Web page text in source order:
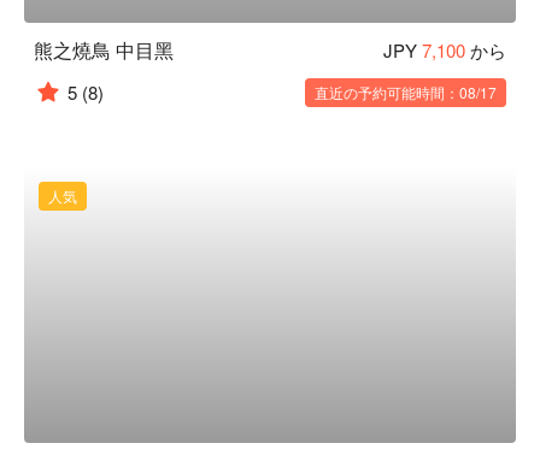
熊之燒鳥 中目黑 JPY7,100から
5 (8) 直近の予約可能時間：08/17
人気